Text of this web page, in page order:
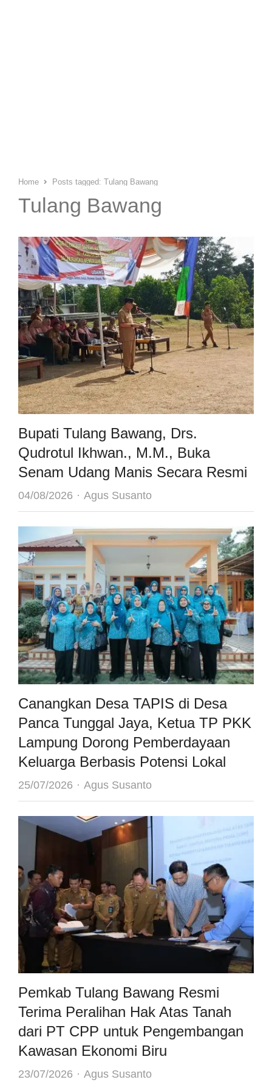
Home Posts tagged: Tulang Bawang
Tulang Bawang
Bupati Tulang Bawang, Drs.
Qudrotul Ikhwan., M.M., Buka
Senam Udang Manis Secara Resmi
04/08/2026 Author
Agus Susanto
Canangkan Desa TAPIS di Desa
Panca Tunggal Jaya, Ketua TP PKK
Lampung Dorong Pemberdayaan
Keluarga Berbasis Potensi Lokal
25/07/2026 Author
Agus Susanto
Pemkab Tulang Bawang Resmi
Terima Peralihan Hak Atas Tanah
dari PT CPP untuk Pengembangan
Kawasan Ekonomi Biru
23/07/2026 Author
Agus Susanto